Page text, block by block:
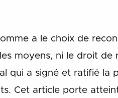
a le choix de
moyens, ni le droit de
qui a signé et ratifié la
Cet article porte